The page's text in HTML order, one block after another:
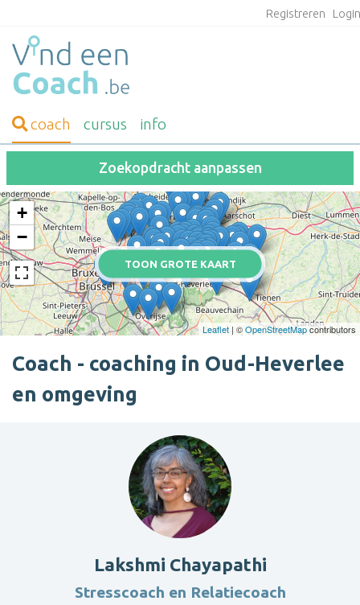
Registreren
coach cursus info
Zoekopdracht aanpassen
TOON GROTE KAART
+
−
Leaflet | ©OpenStreetMapcontributors
Coach - coaching in Oud-Heverlee
en omgeving
Lakshmi Chayapathi
Stresscoach en Relatiecoach